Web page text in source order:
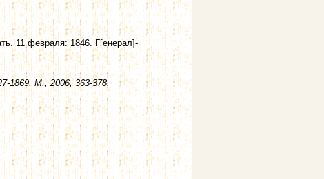
11 февраля: 1846. Г[енерал]-
1869. М., 2006, 363-378.